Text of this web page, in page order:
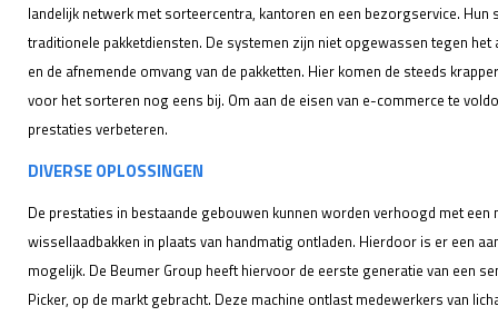
landelijk netwerk met sorteercentra, kantoren en een bezorgservice.
traditionele pakketdiensten. De systemen zijn niet opgewassen tegen
en de afnemende omvang van de pakketten. Hier komen de steeds
voor het sorteren nog eens bij. Om aan de eisen van e-commerce te
prestaties verbeteren.
DIVERSE OPLOSSINGEN
De prestaties in bestaande gebouwen kunnen worden verhoogd met
wissellaadbakken in plaats van handmatig ontladen. Hierdoor is er een
mogelijk. De Beumer Group heeft hiervoor de eerste generatie van een
Picker, op de markt gebracht. Deze machine ontlast medewerkers van